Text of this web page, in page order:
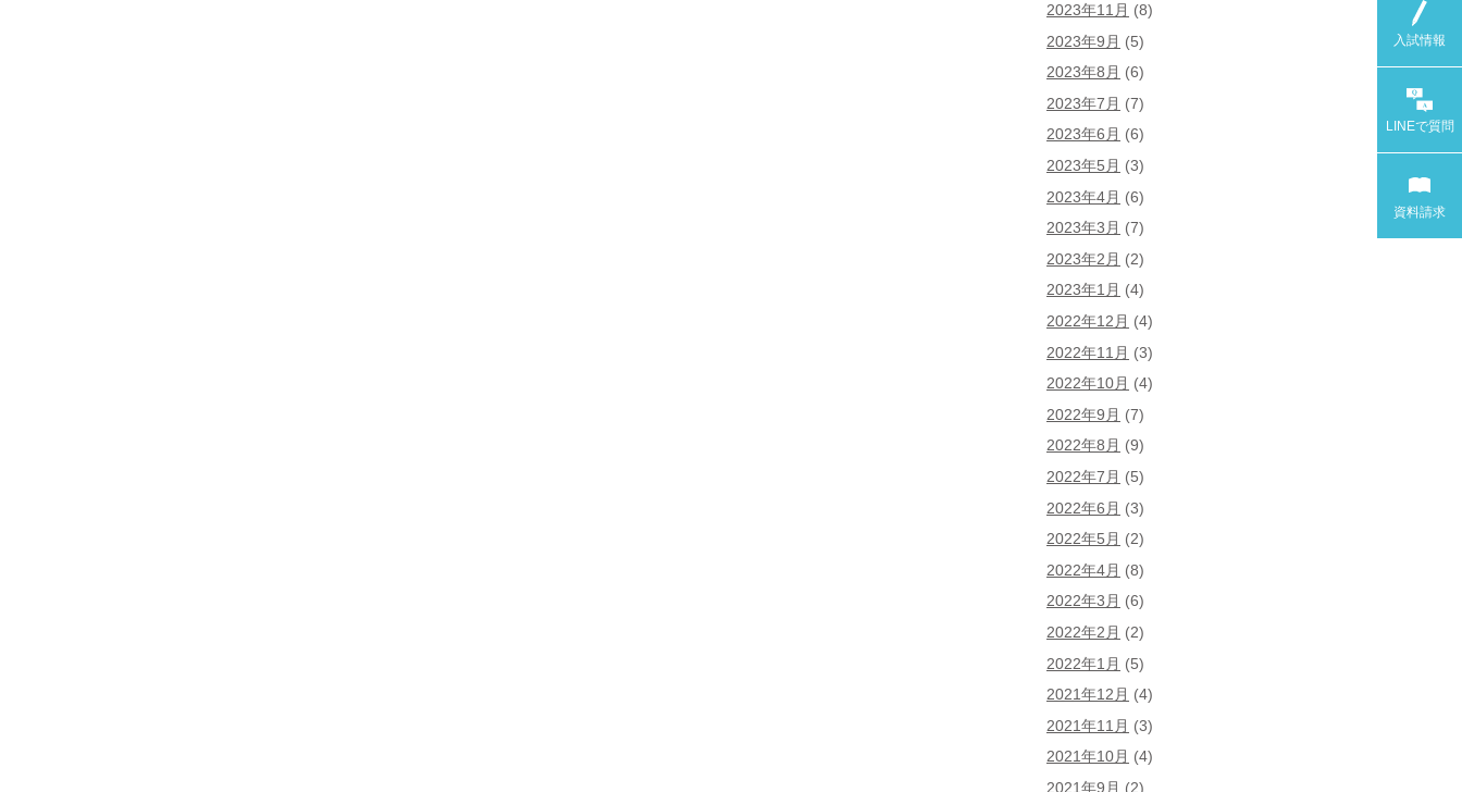
2023年11月 (8)
2023年9月 (5)
2023年8月 (6)
2023年7月 (7)
2023年6月 (6)
2023年5月 (3)
2023年4月 (6)
2023年3月 (7)
2023年2月 (2)
2023年1月 (4)
2022年12月 (4)
2022年11月 (3)
2022年10月 (4)
2022年9月 (7)
2022年8月 (9)
2022年7月 (5)
2022年6月 (3)
2022年5月 (2)
2022年4月 (8)
2022年3月 (6)
2022年2月 (2)
2022年1月 (5)
2021年12月 (4)
2021年11月 (3)
2021年10月 (4)
2021年9月 (2)
入試情報
LINEで質問
資料請求